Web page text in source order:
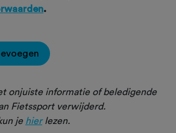
.
onjuiste informatie of beledigende
Fietssport verwijderd.
je hierlezen.